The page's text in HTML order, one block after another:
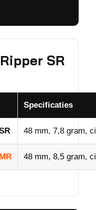
SR
Specificaties
48 mm, 7,8 gram,
48 mm, 8,5 gram,